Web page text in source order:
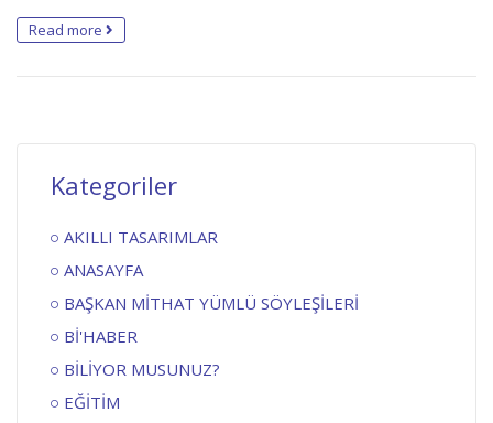
Read more
Kategoriler
AKILLI TASARIMLAR
ANASAYFA
BAŞKAN MİTHAT YÜMLÜ SÖYLEŞİLERİ
Bİ'HABER
BİLİYOR MUSUNUZ?
EĞİTİM